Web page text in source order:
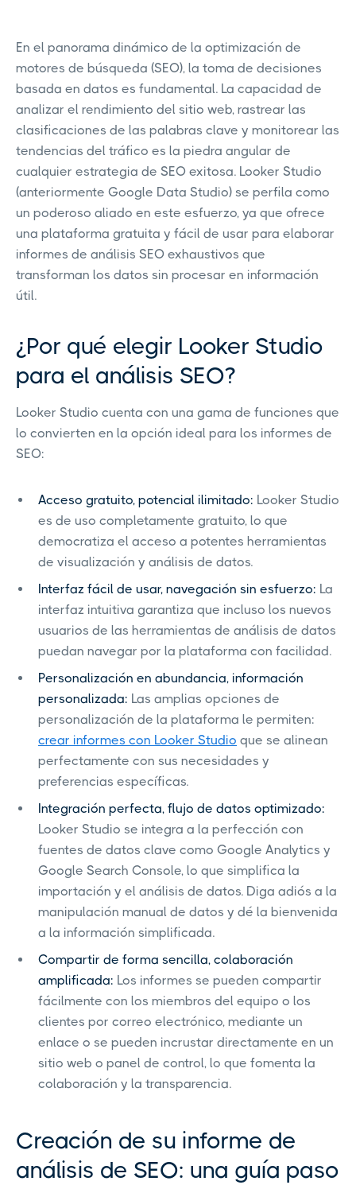
En el panorama dinámico de la optimización de
motores de búsqueda (SEO), la toma de decisiones
basada en datos es fundamental. La capacidad de
analizar el rendimiento del sitio web, rastrear las
clasificaciones de las palabras clave y monitorear las
tendencias del tráfico es la piedra angular de
cualquier estrategia de SEO exitosa. Looker Studio
(anteriormente Google Data Studio) se perfila como
un poderoso aliado en este esfuerzo, ya que ofrece
una plataforma gratuita y fácil de usar para elaborar
informes de análisis SEO exhaustivos que
transforman los datos sin procesar en información
útil.
¿Por qué elegir Looker Studio
para el análisis SEO?
Looker Studio cuenta con una gama de funciones que
lo convierten en la opción ideal para los informes de
SEO:
Acceso gratuito, potencial ilimitado: Looker Studio
es de uso completamente gratuito, lo que
democratiza el acceso a potentes herramientas
de visualización y análisis de datos.
Interfaz fácil de usar, navegación sin esfuerzo: La
interfaz intuitiva garantiza que incluso los nuevos
usuarios de las herramientas de análisis de datos
puedan navegar por la plataforma con facilidad.
Personalización en abundancia, información
personalizada: Las amplias opciones de
personalización de la plataforma le permiten:
crear informes con Looker Studio que se alinean
perfectamente con sus necesidades y
preferencias específicas.
Integración perfecta, flujo de datos optimizado:
Looker Studio se integra a la perfección con
fuentes de datos clave como Google Analytics y
Google Search Console, lo que simplifica la
importación y el análisis de datos. Diga adiós a la
manipulación manual de datos y dé la bienvenida
a la información simplificada.
Compartir de forma sencilla, colaboración
amplificada: Los informes se pueden compartir
fácilmente con los miembros del equipo o los
clientes por correo electrónico, mediante un
enlace o se pueden incrustar directamente en un
sitio web o panel de control, lo que fomenta la
colaboración y la transparencia.
Creación de su informe de
análisis de SEO: una guía paso